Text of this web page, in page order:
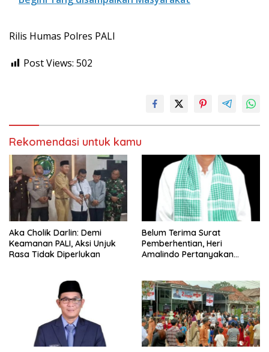
Rilis Humas Polres PALI
Post Views: 502
Rekomendasi untuk kamu
Aka Cholik Darlin: Demi
Keamanan PALI, Aksi Unjuk
Rasa Tidak Diperlukan
Belum Terima Surat
Pemberhentian, Heri
Amalindo Pertanyakan